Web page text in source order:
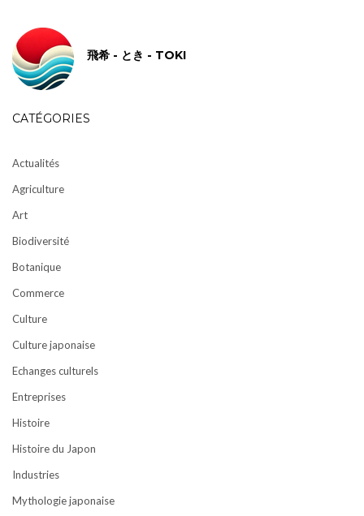
飛希 - とき - TOKI
CATÉGORIES
Actualités
Agriculture
Art
Biodiversité
Botanique
Commerce
Culture
Culture japonaise
Echanges culturels
Entreprises
Histoire
Histoire du Japon
Industries
Mythologie japonaise